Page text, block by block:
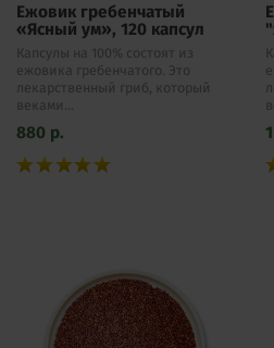
Ежовик гребенчатый
«Ясный ум», 120 капсул
Капсулы на 100% состоят из
ежовика гребенчатого. Это
лекарственный гриб, который
веками...
880 р.